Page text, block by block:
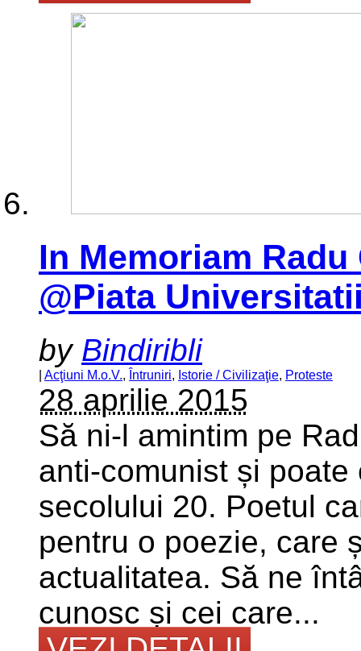
In Memoriam
@Piata
by Bindiribli
Acţiuni M.o.V., Întruniri, Istorie / Civilizaţie, Proteste
28 aprilie 2015
Să ni-l amintim pe
anti-comunist și
secolului 20. Poetul
pentru o poezie, care
actualitatea. Să ne
cunosc și cei care...